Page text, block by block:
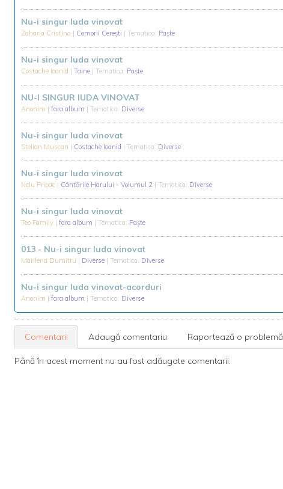
Nu-i singur Iuda vinovat
Zaharia Cristina | Comorii Cerești | Tematica: Paște
Nu-i singur Iuda vinovat
Costache Ioanid | Taine | Tematica: Paște
NU-I SINGUR IUDA VINOVAT
Anonim | fara album | Tematica: Diverse
Nu-i singur Iuda vinovat
Stelian Muscan | Costache Ioanid | Tematica: Diverse
Nu-i singur Iuda vinovat
Nelu Pribac | Cântările Harului - Volumul 2 | Tematica: Diverse
Nu-i singur Iuda vinovat
Teo Family | fara album | Tematica: Paște
013 - Nu-i singur Iuda vinovat
Marilena Dumitru | Diverse | Tematica: Diverse
Nu-i singur Iuda vinovat-acorduri
Anonim | fara album | Tematica: Diverse
Comentarii Adaugă comentariu Raportează o problemă
Până în acest moment nu au fost adăugate comentarii.